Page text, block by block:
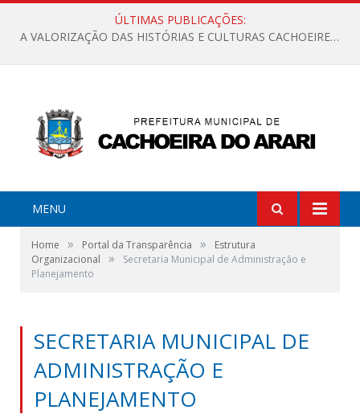
ÚLTIMAS PUBLICAÇÕES:
A VALORIZAÇÃO DAS HISTÓRIAS E CULTURAS CACHOEIRENSES
MENU
Home » Portal da Transparência »
Estrutura
Organizacional
»
Secretaria Municipal de Administração e
Planejamento
SECRETARIA MUNICIPAL DE
ADMINISTRAÇÃO E
PLANEJAMENTO